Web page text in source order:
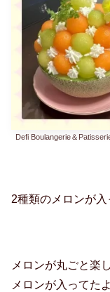
Defi Boulangerie＆
2種類のメロンが入
メロンが丸ごと楽
メロンが入ってたよ